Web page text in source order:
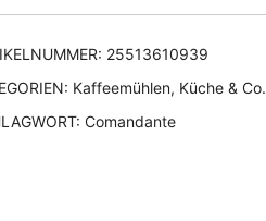
25513610939
Kaffeemühlen, Küche & Co.
Comandante